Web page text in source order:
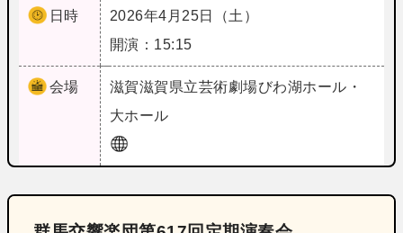
日時
2026年4月25日（土）
開演：15:15
会場 滋賀滋賀県立芸術劇場びわ湖ホール・
大ホール